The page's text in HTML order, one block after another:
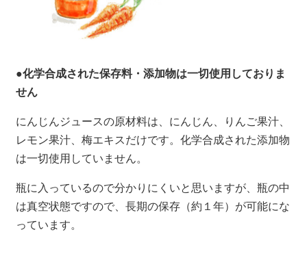
●化学合成された保存料・添加物は一切使用しておりま
せん
にんじんジュースの原材料は、にんじん、りんご果汁、
レモン果汁、梅エキスだけです。化学合成された添加物
は一切使用していません。
瓶に入っているので分かりにくいと思いますが、瓶の中
は真空状態ですので、長期の保存（約１年）が可能にな
っています。